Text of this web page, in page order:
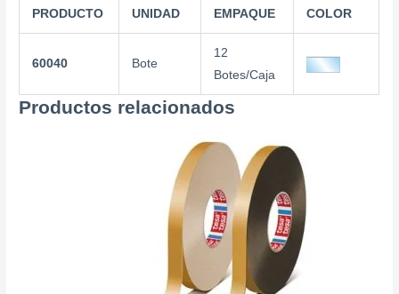
PRODUCTO UNIDAD EMPAQUE COLOR
60040 Bote
12
Botes/Caja
Productos relacionados